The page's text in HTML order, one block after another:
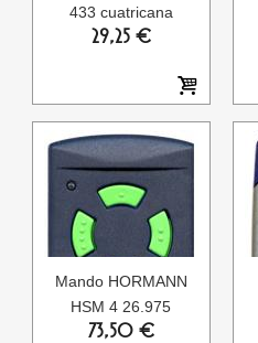
433 cuatricana
29,25 €
Mando HORMANN
HSM 4 26.975
73,50 €